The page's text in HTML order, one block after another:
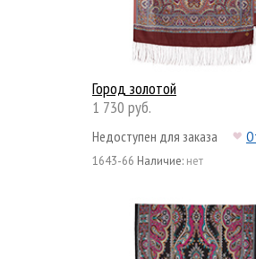
Город золотой
1 730 руб.
Недоступен для заказа
1643-66 Наличие: нет